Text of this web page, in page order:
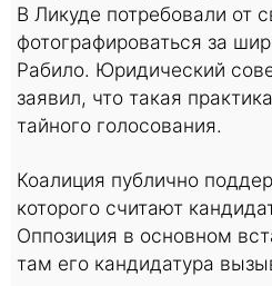
В Ликуде потребовали от
фотографироваться за
Рабило. Юридический
заявил, что такая
тайного голосования.
Коалиция публично
которого считают
Оппозиция в основном
там его кандидатура